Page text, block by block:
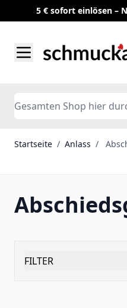
5 € sofort einlösen –
Search
Startseite / Anlass /
FILTER